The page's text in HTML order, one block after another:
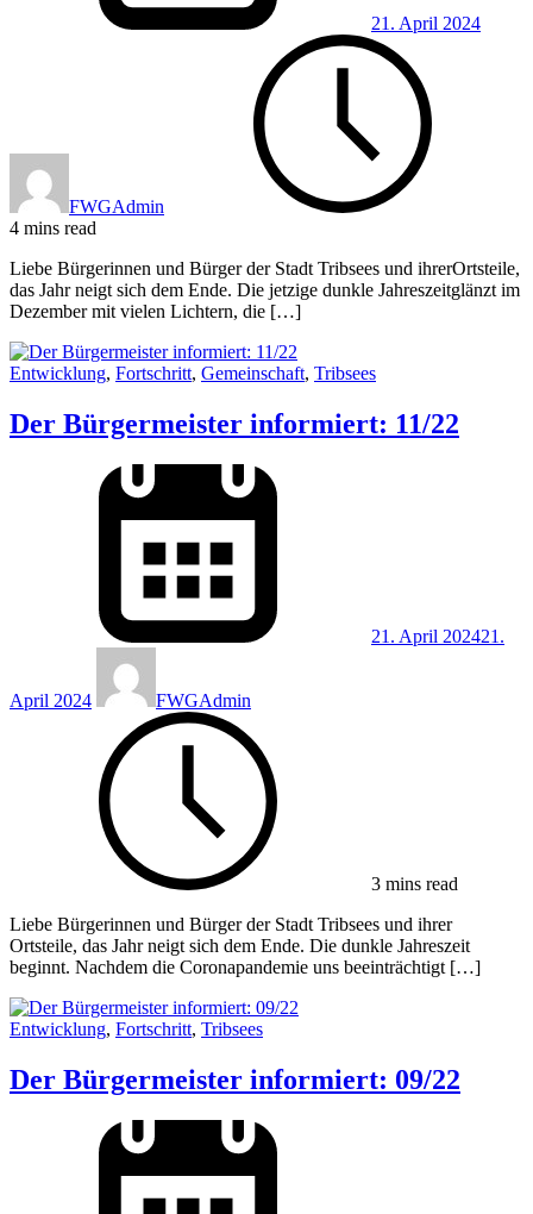
21. April 2024
FWGAdmin
4 mins read
Liebe Bürgerinnen und Bürger der Stadt Tribsees und ihrerOrtsteile,
das Jahr neigt sich dem Ende. Die jetzige dunkle Jahreszeitglänzt im
Dezember mit vielen Lichtern, die […]
Entwicklung, Fortschritt, Gemeinschaft, Tribsees
Der Bürgermeister informiert: 11/22
21. April 202421.
April 2024 FWGAdmin
3 mins read
Liebe Bürgerinnen und Bürger der Stadt Tribsees und ihrer
Ortsteile, das Jahr neigt sich dem Ende. Die dunkle Jahreszeit
beginnt. Nachdem die Coronapandemie uns beeinträchtigt […]
Entwicklung, Fortschritt, Tribsees
Der Bürgermeister informiert: 09/22